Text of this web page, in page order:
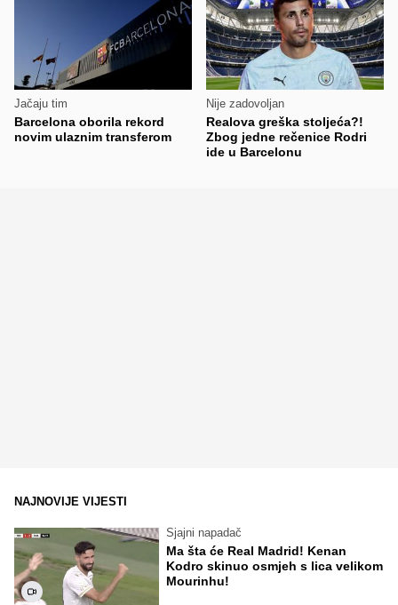
Jačaju tim
Barcelona oborila rekord
novim ulaznim transferom
Nije zadovoljan
Realova greška stoljeća?!
Zbog jedne rečenice Rodri
ide u Barcelonu
NAJNOVIJE VIJESTI
Sjajni napadač
Ma šta će Real Madrid! Kenan
Kodro skinuo osmjeh s lica velikom
Mourinhu!